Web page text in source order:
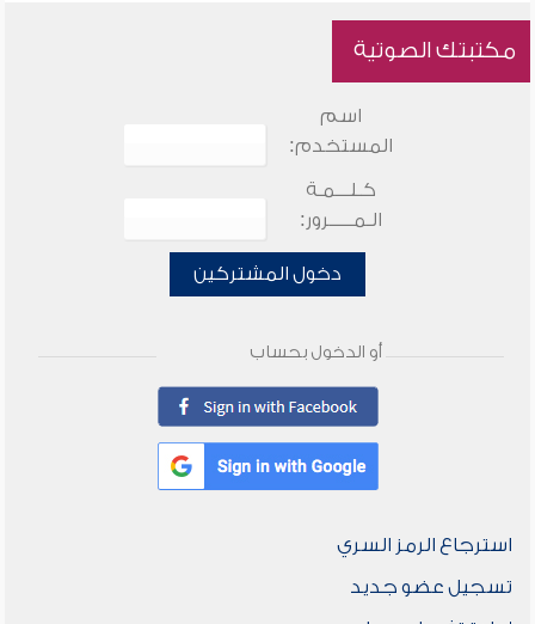
مكتبتك الصوتية
اسم
المستخدم:
كـلـــمـة
الـمـــــرور:
دخول المشتركين
أو الدخول بحساب
استرجاع الرمز السري
تسجيل عضو جديد